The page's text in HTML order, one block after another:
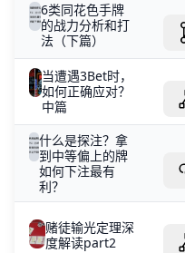
6类同花色手牌
的战力分析和打
法（下篇）
当遭遇3Bet时，
如何正确应对？
中篇
什么是探注？拿
到中等偏上的牌
如何下注最有
利？
赌徒输光定理深
度解读part2